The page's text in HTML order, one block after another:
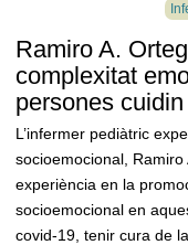
Ramiro A.
complexitat
persones
L’infermer pediàtric
socioemocional,
experiència en la
socioemocional en
covid-19, tenir cura de